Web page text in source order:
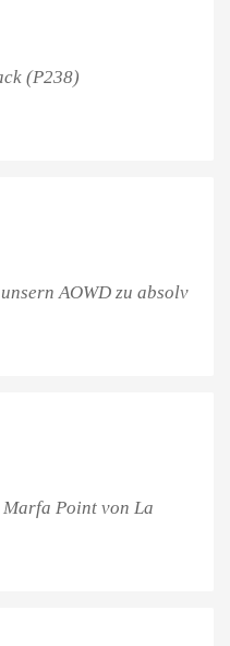
(P238)
AOWD zu absolv
Point von La